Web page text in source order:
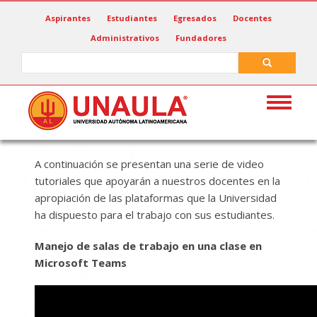
Aspirantes Estudiantes Egresados
Docentes
Administrativos
Fundadores
Toggle
A continuación se presentan una serie de video
tutoriales que apoyarán a nuestros docentes en la
apropiación de las plataformas que la Universidad
ha dispuesto para el trabajo con sus estudiantes.
Manejo de salas de trabajo en una clase en
Microsoft Teams